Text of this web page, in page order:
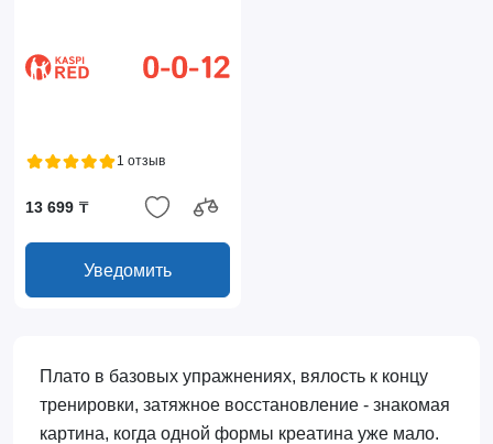
1 отзыв
13 699 ₸
Уведомить
Плато в базовых упражнениях, вялость к концу
тренировки, затяжное восстановление - знакомая
картина, когда одной формы креатина уже мало.